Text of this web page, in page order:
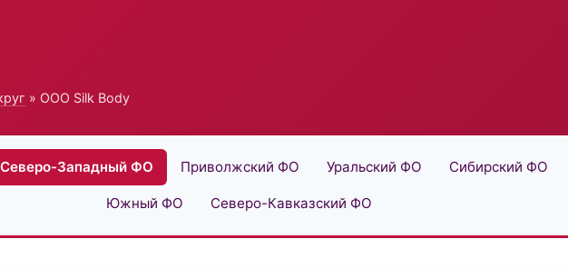
» ООО Silk Body
Северо-Западный ФО Приволжский ФО Уральский ФО Сибирский ФО
Южный ФО Северо-Кавказский ФО